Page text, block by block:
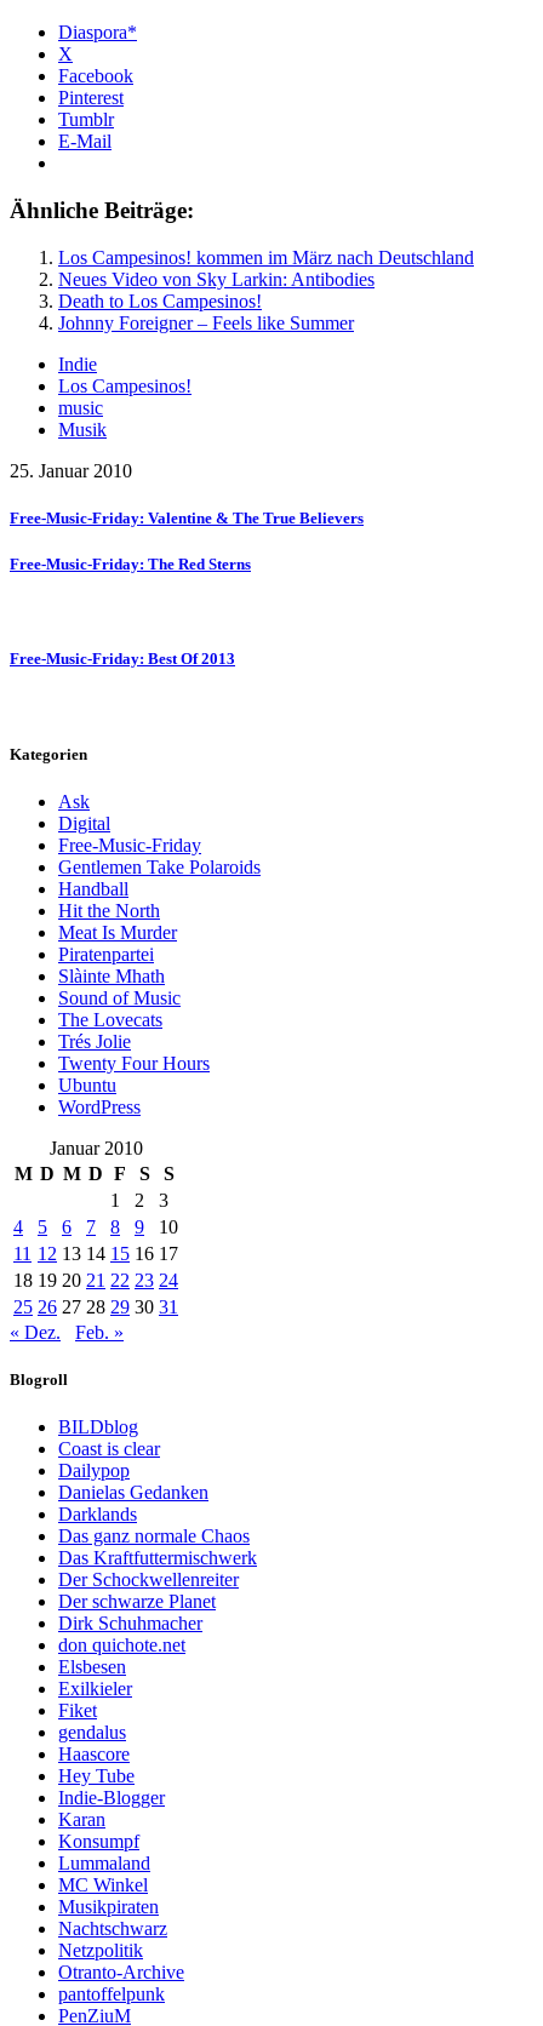
Diaspora*
X
Facebook
Pinterest
Tumblr
E-Mail
Ähnliche Beiträge:
Los Campesinos! kommen im März nach Deutschland
Neues Video von Sky Larkin: Antibodies
Death to Los Campesinos!
Johnny Foreigner – Feels like Summer
Indie
Los Campesinos!
music
Musik
25. Januar 2010
Free-Music-Friday: Valentine & The True Believers
Free-Music-Friday: The Red Sterns
Free-Music-Friday: Best Of 2013
Kategorien
Ask
Digital
Free-Music-Friday
Gentlemen Take Polaroids
Handball
Hit the North
Meat Is Murder
Piratenpartei
Slàinte Mhath
Sound of Music
The Lovecats
Trés Jolie
Twenty Four Hours
Ubuntu
WordPress
Januar 2010
M D M D F S
S
1
2
3
4
5 6 7 8 9
10
11 12 13 14 15 16 17
18 19 20 21 22 23 24
25 26 27 28 29 30 31
« Dez.
Feb. »
Blogroll
BILDblog
Coast is clear
Dailypop
Danielas Gedanken
Darklands
Das ganz normale Chaos
Das Kraftfuttermischwerk
Der Schockwellenreiter
Der schwarze Planet
Dirk Schuhmacher
don quichote.net
Elsbesen
Exilkieler
Fiket
gendalus
Haascore
Hey Tube
Indie-Blogger
Karan
Konsumpf
Lummaland
MC Winkel
Musikpiraten
Nachtschwarz
Netzpolitik
Otranto-Archive
pantoffelpunk
PenZiuM